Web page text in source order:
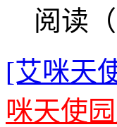
阅读
[艾咪天
咪天使